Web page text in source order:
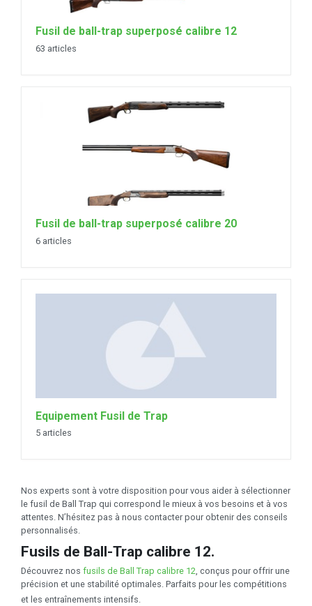
Fusil de ball-trap superposé calibre 12
63 articles
Fusil de ball-trap superposé calibre 20
6 articles
Equipement Fusil de Trap
5 articles
Nos experts sont à votre disposition pour vous aider à sélectionner
le fusil de Ball Trap qui correspond le mieux à vos besoins et à vos
attentes. N’hésitez pas à nous contacter pour obtenir des conseils
personnalisés.
Fusils de Ball-Trap calibre 12.
Découvrez nos fusils de Ball Trap calibre 12, conçus pour offrir une
précision et une stabilité optimales. Parfaits pour les compétitions
et les entraînements intensifs.